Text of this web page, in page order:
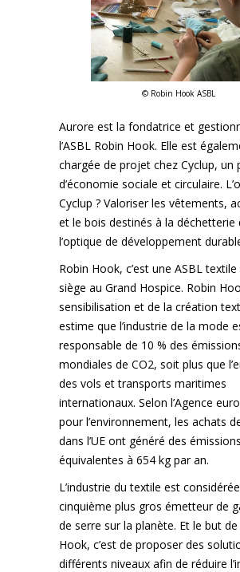
©️ Robin Hook ASBL
Aurore est la fondatrice et
l’ASBL Robin Hook. Elle est
chargée de projet chez Cyclup, un
d’économie sociale et circulaire.
Cyclup ? Valoriser les vêtements,
et le bois destinés à la déchetterie
l’optique de développement
Robin Hook, c’est une ASBL
siège au Grand Hospice. Robin
sensibilisation et de la création
estime que l’industrie de la mode
responsable de 10 % des
mondiales de CO2, soit plus que
des vols et transports maritimes
internationaux. Selon l’Agence
pour l’environnement, les achats
dans l’UE ont généré des
équivalentes à 654 kg par an.
L’industrie du textile est
cinquième plus gros émetteur de
de serre sur la planète. Et le but de
Hook, c’est de proposer des
différents niveaux afin de réduire